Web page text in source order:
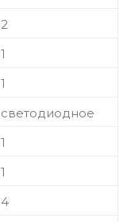
2
1
1
светодиодное
1
1
4